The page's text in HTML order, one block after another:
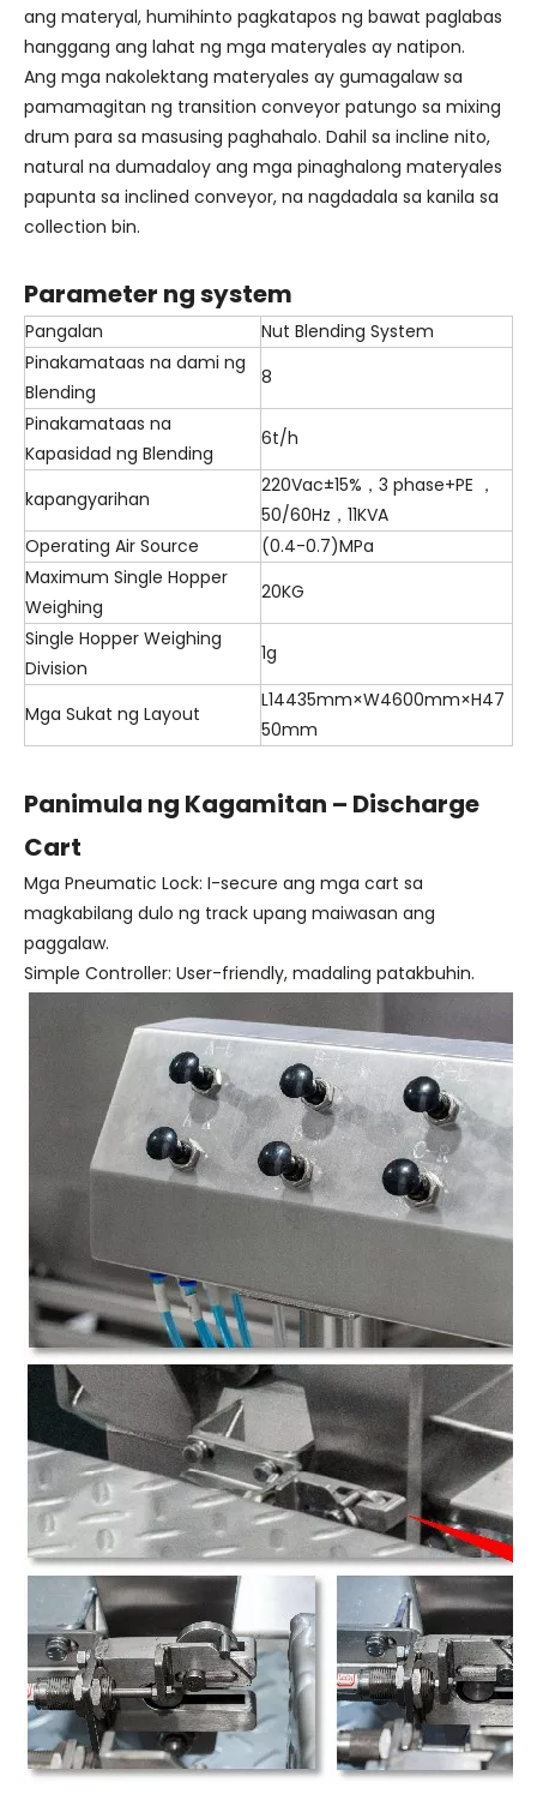
ang materyal, humihinto pagkatapos ng bawat paglabas
hanggang ang lahat ng mga materyales ay natipon.
Ang mga nakolektang materyales ay gumagalaw sa
pamamagitan ng transition conveyor patungo sa mixing
drum para sa masusing paghahalo. Dahil sa incline nito,
natural na dumadaloy ang mga pinaghalong materyales
papunta sa inclined conveyor, na nagdadala sa kanila sa
collection bin.
Parameter ng system
Pangalan
Nut Blending System
Pinakamataas na dami ng
Blending
8
Pinakamataas na
Kapasidad ng Blending
6t/h
kapangyarihan
220Vac±15%，3 phase+PE ，
50/60Hz，11KVA
Operating Air Source
(0.4-0.7)MPa
Maximum Single Hopper
Weighing
20KG
Single Hopper Weighing
Division
1g
Mga Sukat ng Layout
L14435mm×W4600mm×H47
50mm
Panimula ng Kagamitan – Discharge
Cart
Mga Pneumatic Lock: I-secure ang mga cart sa
magkabilang dulo ng track upang maiwasan ang
paggalaw.
Simple Controller: User-friendly, madaling patakbuhin.